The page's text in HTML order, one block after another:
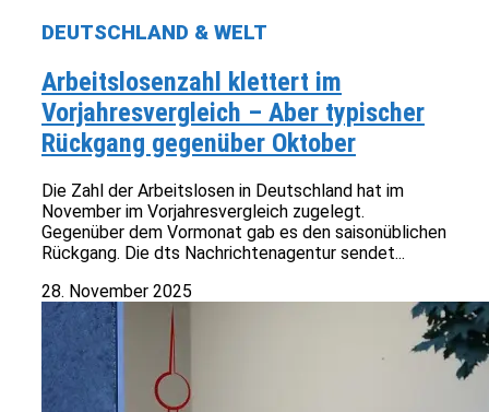
DEUTSCHLAND & WELT
Arbeitslosenzahl klettert im
Vorjahresvergleich – Aber typischer
Rückgang gegenüber Oktober
Die Zahl der Arbeitslosen in Deutschland hat im
November im Vorjahresvergleich zugelegt.
Gegenüber dem Vormonat gab es den saisonüblichen
Rückgang. Die dts Nachrichtenagentur sendet...
28. November 2025